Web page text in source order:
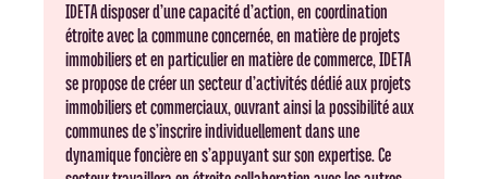
IDETA disposer d’une capacité d’action, en coordination
étroite avec la commune concernée, en matière de projets
immobiliers et en particulier en matière de commerce, IDETA
se propose de créer un secteur d’activités dédié aux projets
immobiliers et commerciaux, ouvrant ainsi la possibilité aux
communes de s’inscrire individuellement dans une
dynamique foncière en s’appuyant sur son expertise. Ce